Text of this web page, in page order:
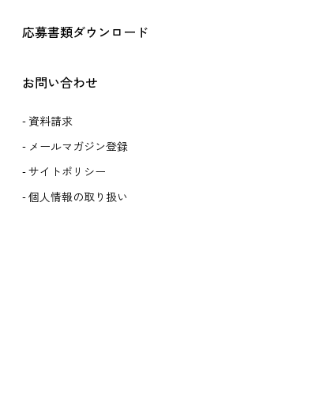
応募書類ダウンロード
お問い合わせ
資料請求
メールマガジン登録
サイトポリシー
個人情報の取り扱い